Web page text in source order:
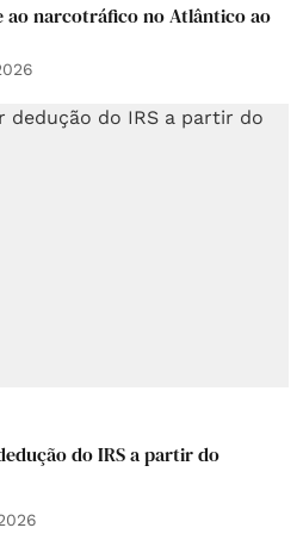
ao narcotráfico no Atlântico ao
do IRS a partir do